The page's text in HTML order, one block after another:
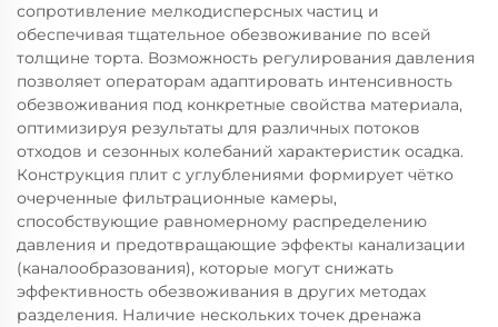
сопротивление мелкодисперсных частиц и
обеспечивая тщательное обезвоживание по всей
толщине торта. Возможность регулирования давления
позволяет операторам адаптировать интенсивность
обезвоживания под конкретные свойства материала,
оптимизируя результаты для различных потоков
отходов и сезонных колебаний характеристик осадка.
Конструкция плит с углублениями формирует чётко
очерченные фильтрационные камеры,
способствующие равномерному распределению
давления и предотвращающие эффекты канализации
(каналообразования), которые могут снижать
эффективность обезвоживания в других методах
разделения. Наличие нескольких точек дренажа